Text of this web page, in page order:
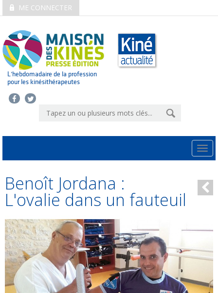
ME CONNECTER
L’hebdomadaire de la profession
pour les kinésithérapeutes
Benoît Jordana :
L'ovalie dans un fauteuil